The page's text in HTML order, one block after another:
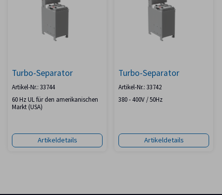
Turbo-Separator
Artikel-Nr.: 33744
60 Hz UL für den amerikanischen
Markt (USA)
Artikeldetails
Turbo-Separator
Artikel-Nr.: 33742
380 - 400V / 50Hz
Artikeldetails